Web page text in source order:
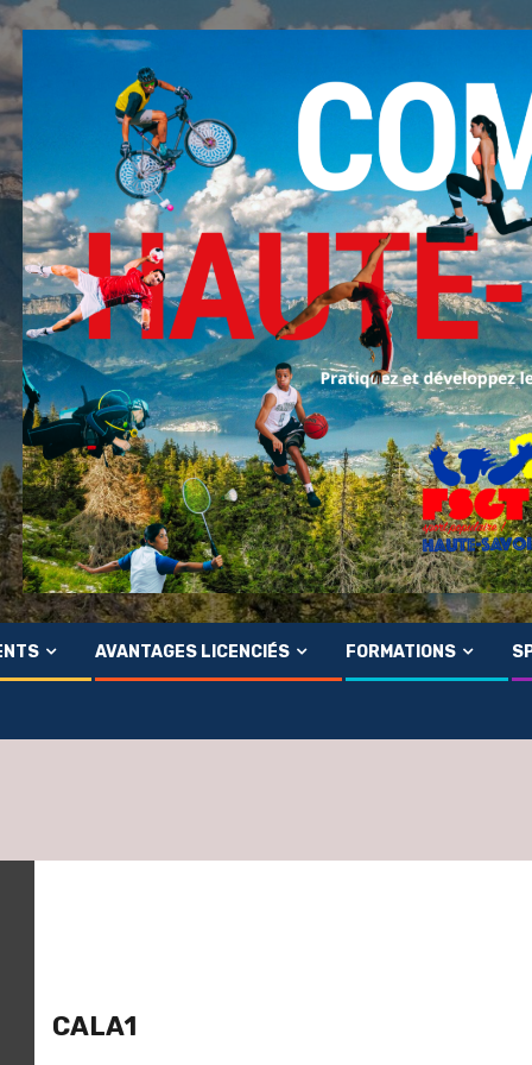
AVANTAGES LICENCIÉS FORMATIONS
CALA1